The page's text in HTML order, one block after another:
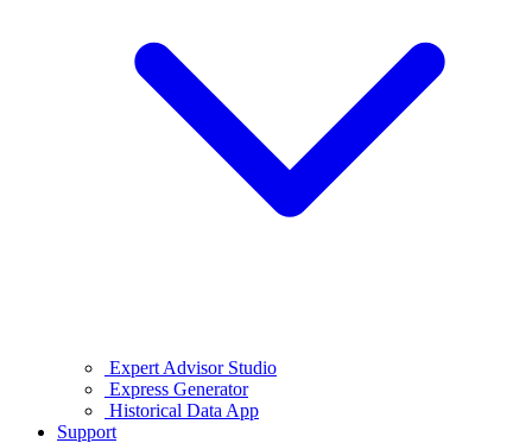
Expert Advisor Studio
Express Generator
Historical Data App
Support